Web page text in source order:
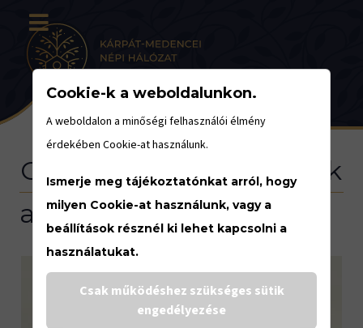
Gyümölcsök és Praktikák
a Tündérkertből
Cookie-k a weboldalunkon.
A weboldalon a minőségi felhasználói élmény
érdekében Cookie-at használunk.
Ismerje meg tájékoztatónkat arról, hogy
milyen Cookie-at használunk, vagy a
beállítások résznél ki lehet kapcsolni a
használatukat.
Csak működéshez szükséges sütik
engedélyezése